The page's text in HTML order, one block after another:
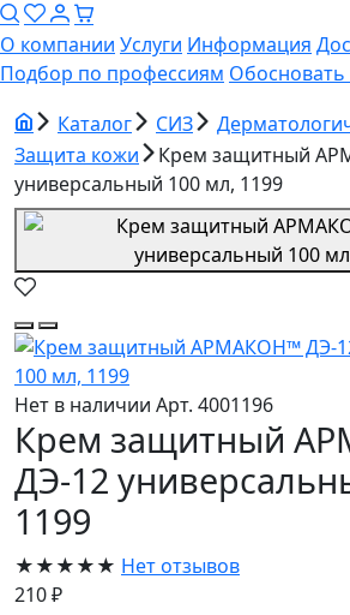
О компании Услуги Информация
Подбор по профессиям
Каталог
СИЗ
Защита кожи
Крем защитный
универсальный 100 мл, 1199
Нет в наличии Арт. 4001196
Крем защитный
ДЭ-12
1199
★★★★★ Нет отзывов
210 ₽